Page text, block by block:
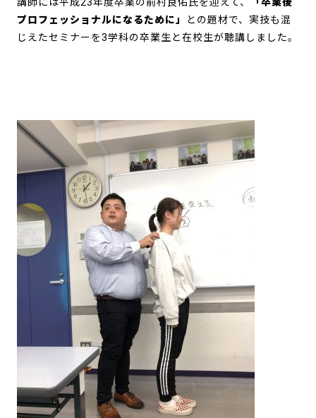
講師には平成23年度卒業の前村良佑氏を迎えて、
「卒業後
プロフェッショナルになるために」
との題材で、実技も混
じえたセミナーを3学科の卒業生と在校生が聴講しました。